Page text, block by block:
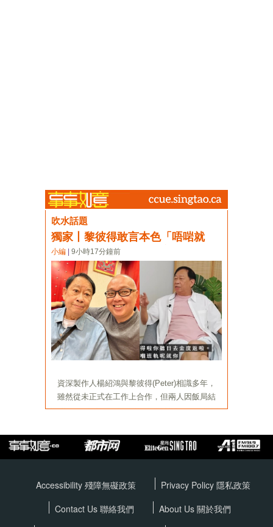
Accessibility 殘障無礙政策 Privacy Policy 隱私政策
Contact Us 聯絡我們
About Us 關於我們